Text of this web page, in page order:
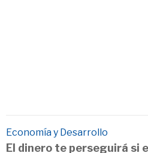
Economía y Desarrollo
El dinero te perseguirá si